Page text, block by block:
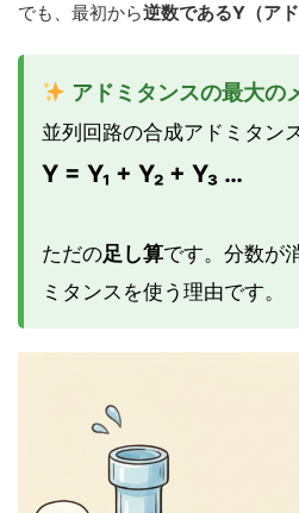
でも、最初から逆数であるY（アド
アドミタンスの最大の
並列回路の合成アドミタン
Y = Y₁ + Y₂ + Y₃ …
ただの足し算です。分数が
ミタンスを使う理由です。